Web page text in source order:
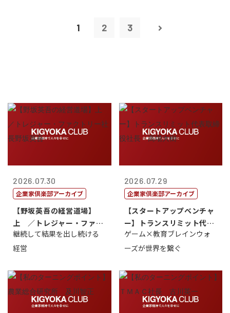
1 2 3
2026.07.30
企業家倶楽部アーカイブ
【野坂英吾の経営道場】
上 ／トレジャー・ファク
トリー社長野坂...
継続して結果を出し続ける
経営
2026.07.29
企業家倶楽部アーカイブ
【スタートアップベンチャ
ー】トランスリミット代表
取締役社長 ...
ゲーム×教育ブレインウォ
ーズが世界を繋ぐ